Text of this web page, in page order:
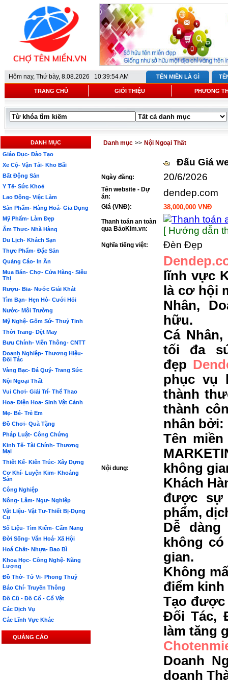
Hôm nay, Thứ bày, 8.08.2026 10:39:54 AM TÊN MIỀN LÀ GÌ
TRANG CHỦ GIỚI THIỆU PHƯƠNG
DANH MỤC
Giáo Dục- Đào Tạo
Xe Cộ- Vận Tải- Kho Bãi
Bất Động Sản
Y Tế- Sức Khoẻ
Lao Động- Việc Làm
Sản Phẩm- Hàng Hoá- Gia Dụng
Mỹ Phẩm- Làm Đẹp
Ẩm Thực- Nhà Hàng
Du Lịch- Khách Sạn
Thực Phẩm- Đặc Sản
Quảng Cáo- In Ấn
Mua Bán- Chợ- Cửa Hàng- Siêu
Thị
Rượu- Bia- Nước Giải Khát
Tìm Bạn- Hẹn Hò- Cưới Hỏi
Nước- Môi Trường
Mỹ Nghệ- Gốm Sứ- Thuỷ Tinh
Thời Trang- Dệt May
Bưu Chính- Viễn Thông- CNTT
Doanh Nghiệp- Thương Hiệu-
Đối Tác
Vàng Bạc- Đá Quý- Trang Sức
Nội Ngoại Thất
Vui Chơi- Giải Trí- Thể Thao
Hoa- Điện Hoa- Sinh Vật Cảnh
Mẹ- Bé- Trẻ Em
Đồ Chơi- Quà Tặng
Pháp Luật- Công Chứng
Kinh Tế- Tài Chính- Thương
Mại
Thiết Kế- Kiến Trúc- Xây Dựng
Cơ Khí- Luyện Kim- Khoáng
Sản
Công Nghiệp
Nông- Lâm- Ngư- Nghiệp
Vật Liệu- Vật Tư-Thiết Bị-Dụng
Cụ
Số Liệu- Tìm Kiếm- Cẩm Nang
Đời Sống- Văn Hoá- Xã Hội
Hoá Chất- Nhựa- Bao Bì
Khoa Học- Công Nghệ- Năng
Lượng
Đồ Thờ- Tử Vi- Phong Thuỷ
Báo Chí- Truyền Thông
Đồ Cũ - Đồ Cổ - Cổ Vật
Các Dịch Vụ
Các Lĩnh Vực Khác
QUẢNG CÁO
Danh mục >> Nội Ngoại Thất
Đấu Giá
Ngày đăng: 20/6/2026
Tên website - Dự
án:
dendep.com
Giá (VNĐ): 38,000,000 VNĐ
Thanh toán an toàn
qua BảoKim.vn:
[ Hướng dẫn
Nghĩa tiếng việt: Đèn Đẹp
Nội dung:
lĩnh vực
là cơ hội
Nhân,
hữu.
Cá
tối đa
đẹp
phục vụ
thành
thành
nhân bởi:
Tên
không
Khách
được sự
phẩm,
Dễ
không
gian.
Không
điểm kinh
Tạo được
Đối Tác,
làm tăng
Doanh
doanh